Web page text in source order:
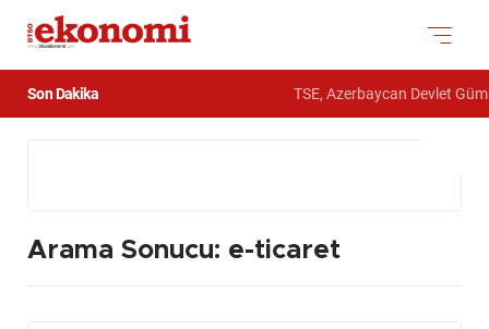
Son Dakika TSE, Azerbaycan Devlet Gümrük
Arama Sonucu: e-ticaret